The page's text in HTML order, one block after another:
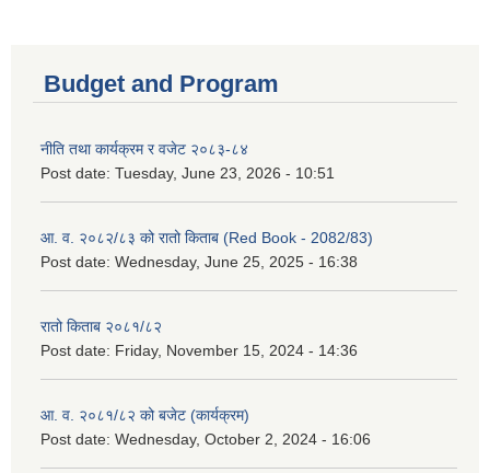
Budget and Program
नीति तथा कार्यक्रम र वजेट २०८३-८४
Post date: Tuesday, June 23, 2026 - 10:51
आ. व. २०८२/८३ को रातो किताब (Red Book - 2082/83)
Post date: Wednesday, June 25, 2025 - 16:38
रातो किताब २०८१/८२
Post date: Friday, November 15, 2024 - 14:36
आ. व. २०८१/८२ को बजेट (कार्यक्रम)
Post date: Wednesday, October 2, 2024 - 16:06